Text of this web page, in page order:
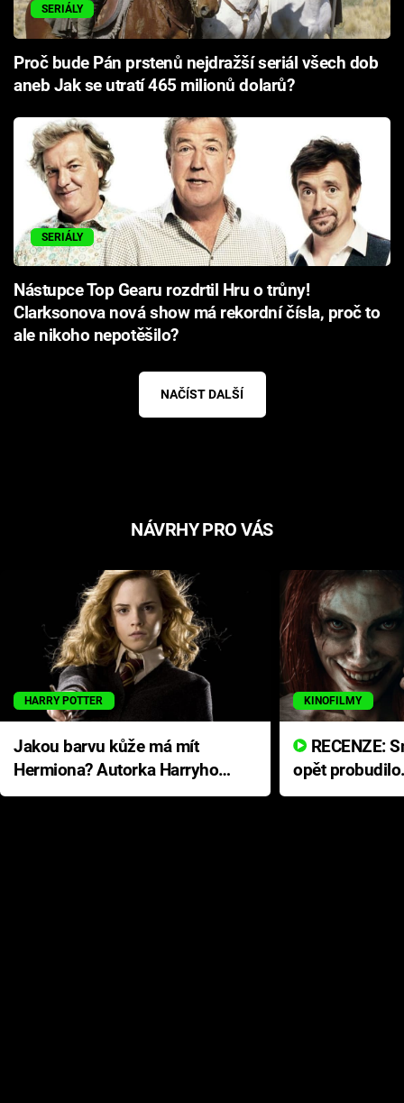
SERIÁLY
Proč bude Pán prstenů nejdražší seriál všech dob
aneb Jak se utratí 465 milionů dolarů?
SERIÁLY
Nástupce Top Gearu rozdrtil Hru o trůny!
Clarksonova nová show má rekordní čísla, proč to
ale nikoho nepotěšilo?
NAČÍST DALŠÍ
NÁVRHY PRO VÁS
HARRY POTTER
Jakou barvu kůže má mít
Hermiona? Autorka Harryho
Pottera přišla s ráznou
KINOFILMY
opět
přichází s